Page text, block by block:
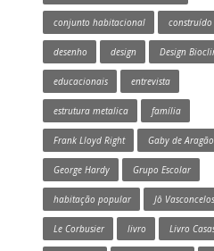
conjunto habitacional construído
desenho design Design
educacionais entrevista
estrutura metalica família
Frank Lloyd Right Gaby de Aragão
George Hardy Grupo Escolar
habitação popular Jô Vasconcelos
Le Corbusier livro Livro